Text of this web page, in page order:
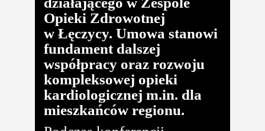
Opieki Zdrowotnej
w Łęczycy. Umowa stanowi
fundament dalszej
współpracy oraz rozwoju
kompleksowej opieki
kardiologicznej m.in. dla
mieszkańców regionu.